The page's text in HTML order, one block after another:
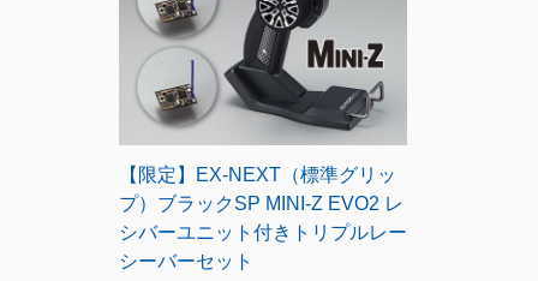
【限定】EX-NEXT（標準グリッ
プ）ブラックSP MINI-Z EVO2 レ
シバーユニット付きトリプルレー
シーバーセット